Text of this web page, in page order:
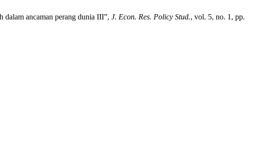
ancaman perang dunia III”, J. Econ. Res. Policy Stud., vol. 5, no. 1, pp.